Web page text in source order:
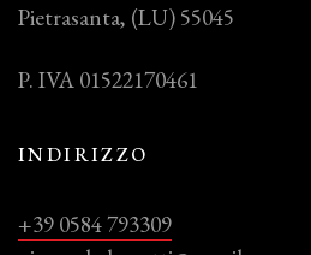
Pietrasanta, (LU) 55045
P. IVA 01522170461
INDIRIZZO
+39 0584 793309